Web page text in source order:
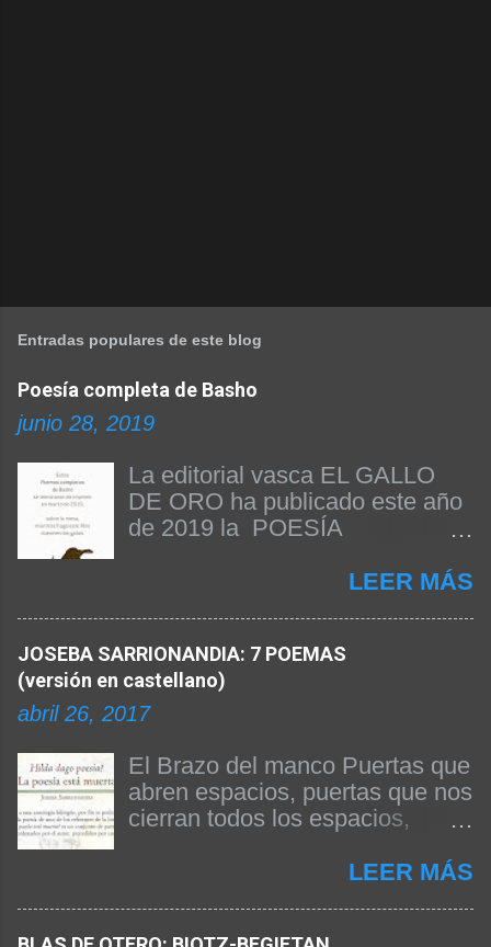
Entradas populares de este blog
Poesía completa de Basho
junio 28, 2019
La editorial vasca EL GALLO
DE ORO ha publicado este año
de 2019 la POESÍA
libro. A continuación
reproducimos el prólogo firmado
por el propio Beñat Arginzoniz
edición y explica algunas
cuestiones fundamentales para
entender la obra. Siendo Basho
en occidente, no existía hasta
LEER MÁS
JOSEBA SARRIONANDIA: 7 POEMAS
(versión en castellano)
abril 26, 2017
El Brazo del manco Puertas que
abren espacios, puertas que nos
cierran todos los espacios,
anhelando el día, díasLEER MÁS